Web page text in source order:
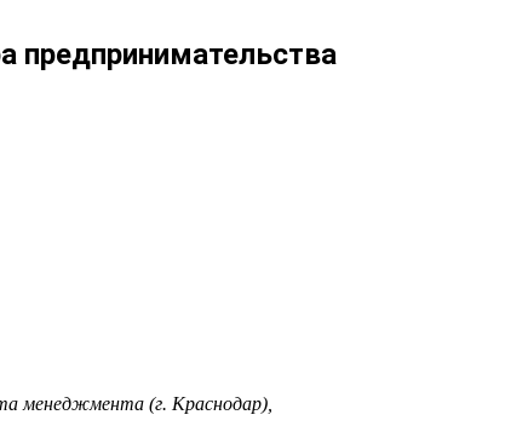
предпринимательства
(г. Краснодар),